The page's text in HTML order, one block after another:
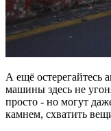
А ещё остерегайтесь
машины здесь не
просто - но могут
камнем, схватить